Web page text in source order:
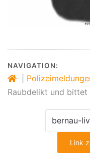
NAVIGATION:
Raubdelikt und
Link